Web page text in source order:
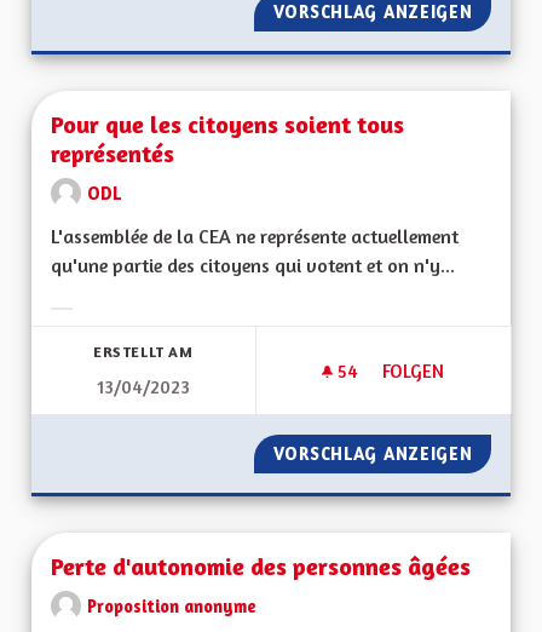
VORSCHLAG ANZEIGEN POUR
Pour que les citoyens soient tous
représentés
ODL
L'assemblée de la CEA ne représente actuellement
qu'une partie des citoyens qui votent et on n'y...
ERSTELLT AM
13/04/2023
54 54 FOLLOWER
FOLGEN
POUR QUE LES
VORSCHLAG ANZEIGEN POUR
Perte d'autonomie des personnes âgées
Proposition anonyme